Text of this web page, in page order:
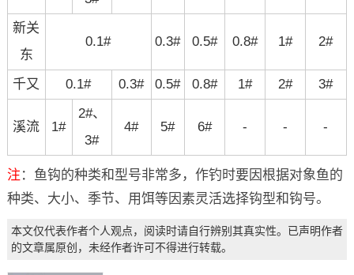
新关
东
0.1# 0.3# 0.5# 0.8# 1# 2#
千又 0.1# 0.3# 0.5# 0.8# 1# 2# 3#
溪流 1#
2#、
3#
4# 5# 6# - - -
注 ：鱼钩的种类和型号非常多，作钓时要因根据对象鱼的
种类、大小、季节、用饵等因素灵活选择钩型和钩号。
本文仅代表作者个人观点，阅读时请自行辨别其真实性。已声明作者
的文章属原创，未经作者许可不得进行转载。